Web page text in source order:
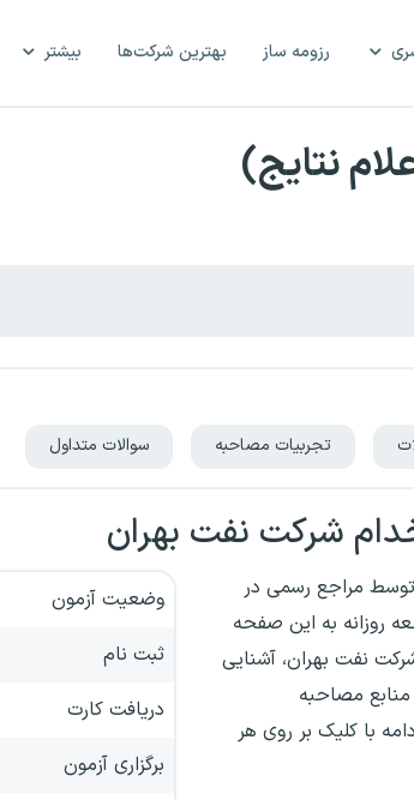
رزومه ساز بهترین شرکت‌ها بیشتر
نتایج)
تجربیات مصاحبه سوالات متداول
شرکت نفت بهران
مراجع رسمی در
روزانه به این صفحه
نفت بهران، آشنایی
مصاحبه
با کلیک بر روی هر
وضعیت آزمون
ثبت نام
دریافت کارت
برگزاری آزمون